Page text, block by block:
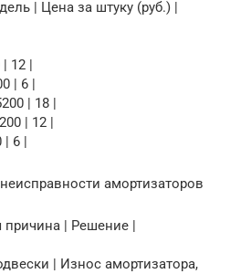
| Цена за штуку (руб.) |
| 12 |
| 6 |
| 18 |
| 12 |
| 6 |
амортизаторов
причина | Решение |
| Износ амортизатора,